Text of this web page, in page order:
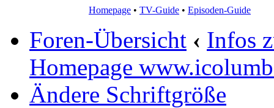
Homepage • TV-Guide • Episoden-Guide
Foren-Übersicht ‹ Infos
Homepage
Ändere Schriftgröße